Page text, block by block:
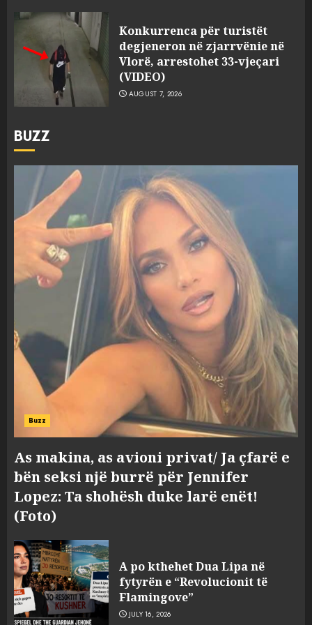
Konkurrenca për turistët
degjeneron në zjarrvënie në
Vlorë, arrestohet 33-vjeçari
(VIDEO)
AUGUST 7, 2026
BUZZ
Buzz
As makina, as avioni privat/ Ja çfarë e
bën seksi një burrë për Jennifer
Lopez: Ta shohësh duke larë enët!
(Foto)
A po kthehet Dua Lipa në
fytyrën e “Revolucionit të
Flamingove”
JULY 16, 2026
3
degjeneron në zjarrvënie në
Vlorë, arrestohet 33-vjeçari
(VIDEO)